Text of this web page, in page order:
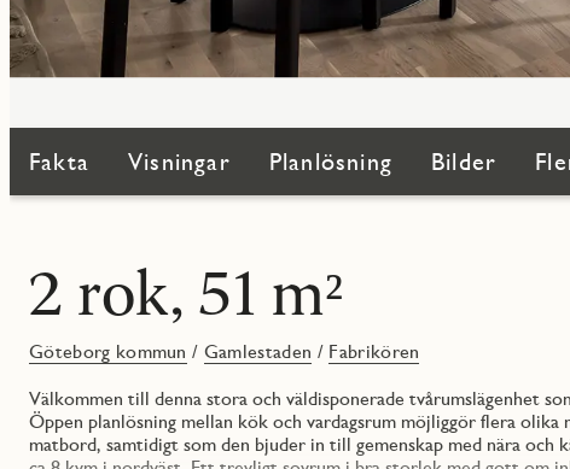
Fakta Visningar Planlösning Bilder
2 rok, 51 m²
Göteborg kommun / Gamlestaden / Fabrikören
Välkommen till denna stora och väldisponerade tvårumslägenhet
Öppen planlösning mellan kök och vardagsrum möjliggör flera
matbord, samtidigt som den bjuder in till gemenskap med nära och